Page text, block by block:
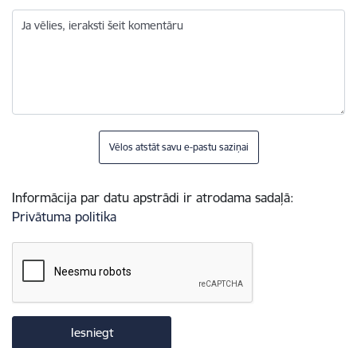
Ja vēlies, ieraksti šeit komentāru
Vēlos atstāt savu e-pastu saziņai
Informācija par datu apstrādi ir atrodama sadaļā:
Privātuma politika